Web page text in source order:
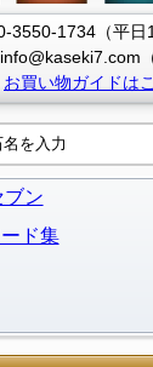
3550-1734（平日
お買い物ガイドは
ブン
ド集